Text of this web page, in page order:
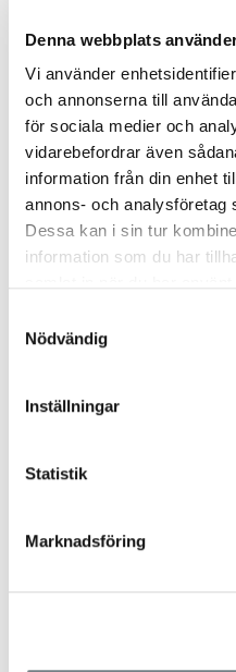
Denna webbplats
Vi använder
och annonserna till
för sociala medier och
vidarebefordrar även
information från din enhet
annons- och analysföretag
Dessa kan i sin tur
information som du har
Nödvändig
Inställningar
Statistik
Marknadsföring
färgsprakande
klimat. Med rätt skötsel
trivas året runt.
Fortsätt läsa